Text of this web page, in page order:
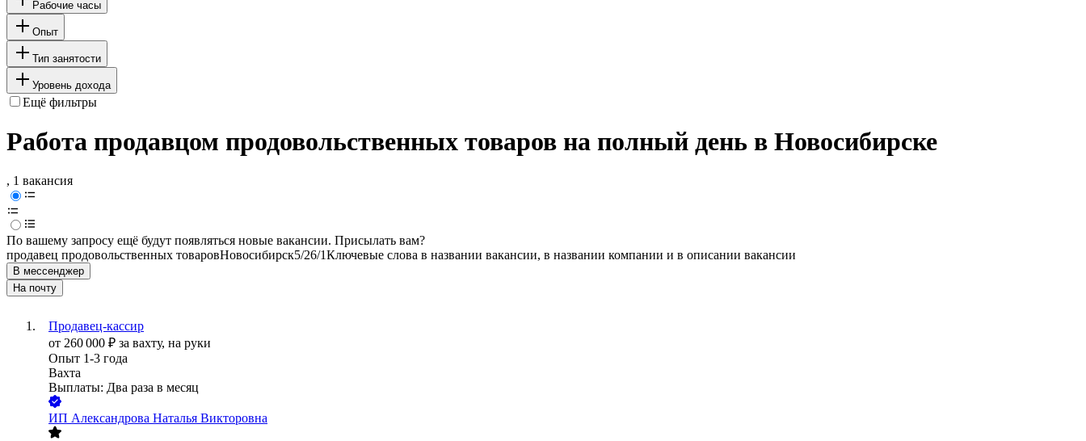
Рабочие часы
Опыт
Тип занятости
Уровень дохода
Ещё фильтры
Работа продавцом продовольственных товаров на полный день в Новосибирске
, 1 вакансия
По вашему запросу ещё будут появляться новые вакансии. Присылать вам?
продавец продовольственных товаровНовосибирск5/26/1Ключевые слова в названии вакансии, в названии компании и в описании вакансии
В мессенджер
На почту
Продавец-кассир
от 260 000 ₽ за вахту, на руки
Опыт 1-3 года
Вахта
Выплаты: Два раза в месяц
ИП Александрова Наталья Викторовна